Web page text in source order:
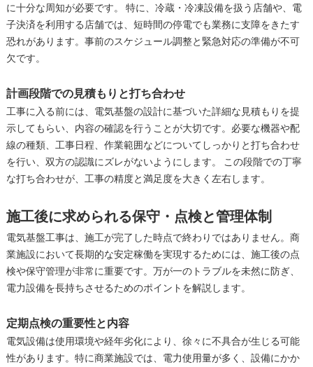
に十分な周知が必要です。 特に、冷蔵・冷凍設備を扱う店舗や、電
子決済を利用する店舗では、短時間の停電でも業務に支障をきたす
恐れがあります。事前のスケジュール調整と緊急対応の準備が不可
欠です。
計画段階での見積もりと打ち合わせ
工事に入る前には、電気基盤の設計に基づいた詳細な見積もりを提
示してもらい、内容の確認を行うことが大切です。必要な機器や配
線の種類、工事日程、作業範囲などについてしっかりと打ち合わせ
を行い、双方の認識にズレがないようにします。 この段階での丁寧
な打ち合わせが、工事の精度と満足度を大きく左右します。
施工後に求められる保守・点検と管理体制
電気基盤工事は、施工が完了した時点で終わりではありません。商
業施設において長期的な安定稼働を実現するためには、施工後の点
検や保守管理が非常に重要です。万が一のトラブルを未然に防ぎ、
電力設備を長持ちさせるためのポイントを解説します。
定期点検の重要性と内容
電気設備は使用環境や経年劣化により、徐々に不具合が生じる可能
性があります。特に商業施設では、電力使用量が多く、設備にかか